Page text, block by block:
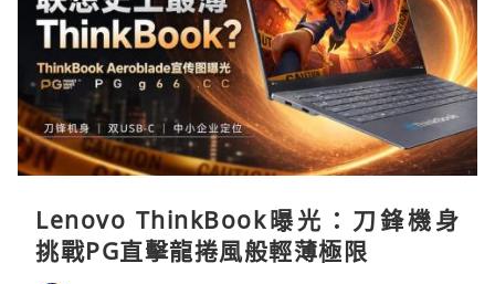
Lenovo ThinkBook曝光：刀鋒機身
挑戰PG直擊龍捲風般輕薄極限